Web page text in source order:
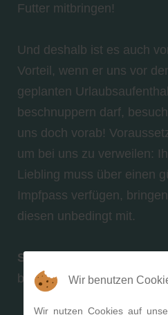
Futter mitbringen!
Und deshalb ist es auch
Vorteil, wenn er uns vor
geplanten
beschnuppern darf,
uns doch vorab!
um bei uns zu verweilen:
Liebling muss über einen
Impfpass verfügen,
diesen unbedingt mit.
So wird sich Ihr Hund
bei uns sicher wohlfühlen
Wir benutzen
Wir nutzen Cookies auf